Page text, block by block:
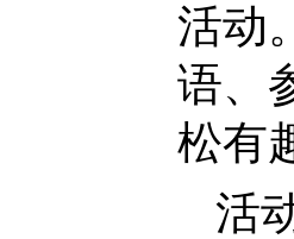
活动
语、
松有
活